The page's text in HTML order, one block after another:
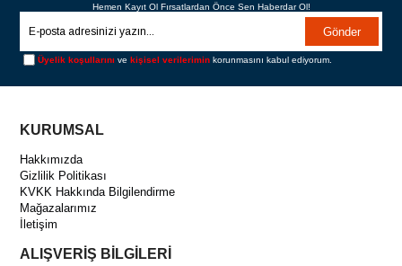
Hemen Kayıt Ol Fırsatlardan Önce Sen Haberdar Ol!
Gönder
Üyelik koşullarını vekişisel verilerimin korunmasını kabul ediyorum.
KURUMSAL
Hakkımızda
Gizlilik Politikası
KVKK Hakkında Bilgilendirme
Mağazalarımız
İletişim
ALIŞVERİŞ BİLGİLERİ